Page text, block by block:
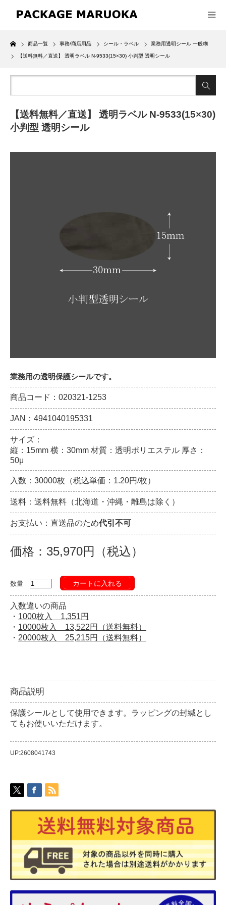
Home
商品一覧 事務/商店用品 シール・ラベル 業務用透明シール 一般糊
【送料無料／直送】 透明ラベル N-9533(15×30) 小判型 透明シール
【送料無料／直送】 透明ラベル N-9533(15×30)
小判型 透明シール
業務用の透明保護シールです。
商品コード：020321-1253
JAN：4941040195331
サイズ：
縦：15mm 横：30mm 材質：透明ポリエステル 厚さ：
50μ
入数：30000枚（税込単価：1.20円/枚）
送料：送料無料（北海道・沖縄・離島は除く）
お支払い：直送品のため代引不可
価格：35,970円（税込）
数量 カートに入れる
入数違いの商品
・ 1000枚入 1,351円
・ 10000枚入 13,522円（送料無料）
・ 20000枚入 25,215円（送料無料）
商品説明
保護シールとして使用できます。ラッピングの封緘とし
てもお使いいただけます。
UP:2608041743